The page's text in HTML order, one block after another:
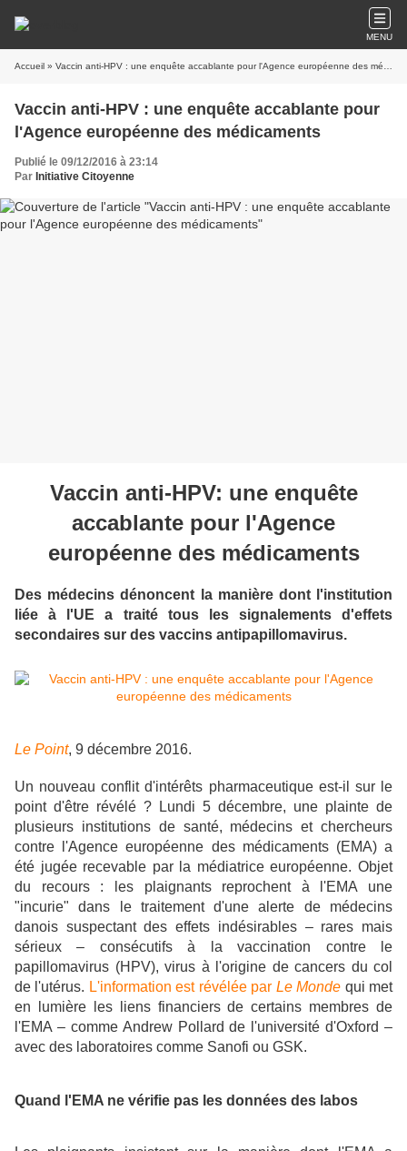
MENU
Accueil » Vaccin anti-HPV : une enquête accablante pour l'Agence européenne des médicaments
Vaccin anti-HPV : une enquête accablante pour
l'Agence européenne des médicaments
Publié le 09/12/2016 à 23:14
Par Initiative Citoyenne
Vaccin anti-HPV: une enquête
accablante pour l'Agence
européenne des médicaments
Des médecins dénoncent la manière dont l'institution
liée à l'UE a traité tous les signalements d'effets
secondaires sur des vaccins antipapillomavirus.
Le Point, 9 décembre 2016.
Un nouveau conflit d'intérêts pharmaceutique est-il sur le
point d'être révélé ? Lundi 5 décembre, une plainte de
plusieurs institutions de santé, médecins et chercheurs
contre l'Agence européenne des médicaments (EMA) a
été jugée recevable par la médiatrice européenne. Objet
du recours : les plaignants reprochent à l'EMA une
"incurie" dans le traitement d'une alerte de médecins
danois suspectant des effets indésirables – rares mais
sérieux – consécutifs à la vaccination contre le
papillomavirus (HPV), virus à l'origine de cancers du col
de l'utérus. L'information est révélée par Le Monde qui met
en lumière les liens financiers de certains membres de
l'EMA – comme Andrew Pollard de l'université d'Oxford –
avec des laboratoires comme Sanofi ou GSK.
Quand l'EMA ne vérifie pas les données des labos